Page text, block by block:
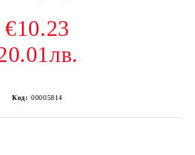
€10.23
Код: 00005814